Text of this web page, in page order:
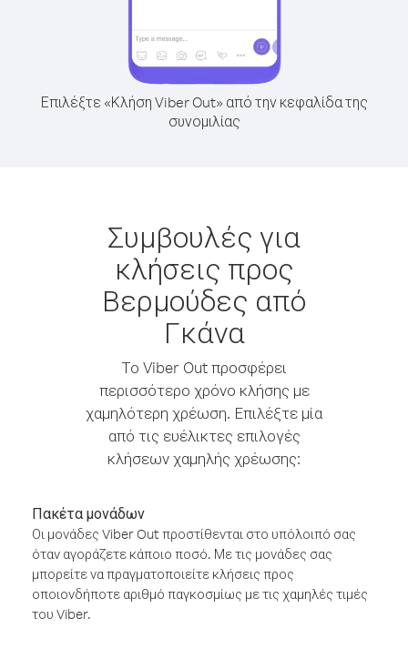
Επιλέξτε «Κλήση Viber Out» από την κεφαλίδα της
συνομιλίας
Συμβουλές για
κλήσεις προς
Βερμούδες από
Γκάνα
Το Viber Out προσφέρει
περισσότερο χρόνο κλήσης με
χαμηλότερη χρέωση. Επιλέξτε μία
από τις ευέλικτες επιλογές
κλήσεων χαμηλής χρέωσης:
Πακέτα μονάδων
Οι μονάδες Viber Out προστίθενται στο υπόλοιπό σας
όταν αγοράζετε κάποιο ποσό. Με τις μονάδες σας
μπορείτε να πραγματοποιείτε κλήσεις προς
οποιονδήποτε αριθμό παγκοσμίως με τις χαμηλές τιμές
του Viber.